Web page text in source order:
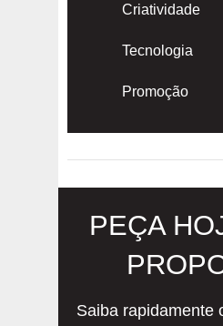
Criatividade
Tecnologia
Promoção
PEÇA
Saiba rapidamente